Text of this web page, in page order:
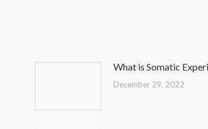
What is Somatic
December 29, 2022